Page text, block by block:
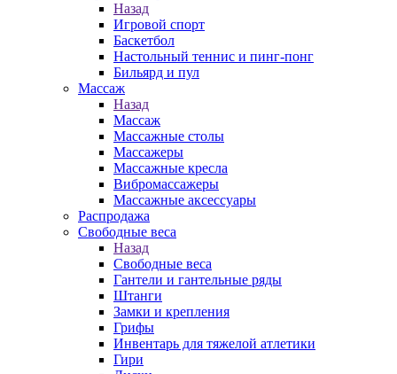
Назад
Игровой спорт
Баскетбол
Настольный теннис и пинг-понг
Бильярд и пул
Массаж
Назад
Массаж
Массажные столы
Массажеры
Массажные кресла
Вибромассажеры
Массажные аксессуары
Распродажа
Свободные веса
Назад
Свободные веса
Гантели и гантельные ряды
Штанги
Замки и крепления
Грифы
Инвентарь для тяжелой атлетики
Гири